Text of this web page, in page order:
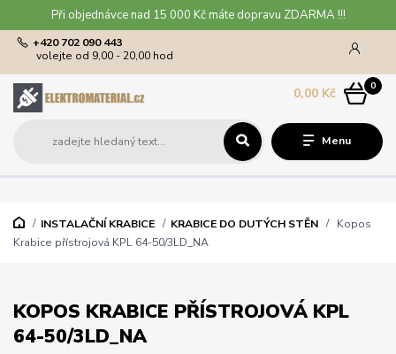
Při objednávce nad 15 000 Kč máte dopravu ZDARMA !!!
Menu
+420 702 090 443
volejte od 9,00 - 20,00 hod
0
0,00 Kč
INSTALAČNÍ KRABICE KRABICE DO DUTÝCH STĚN
Kopos
Krabice přístrojová KPL 64-50/3LD_NA
KOPOS KRABICE PŘÍSTROJOVÁ KPL
64-50/3LD_NA